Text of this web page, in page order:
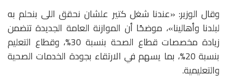
وقال الوزير: «عندنا شغل كتير علشان نحقق اللى بنحلم به
لبلدنا وأهالينا»، موضحًا أن الموازنة العامة الجديدة تتضمن
زيادة مخصصات قطاع الصحة بنسبة 30%، وقطاع التعليم
بنسبة 20%، بما يسهم في الارتقاء بجودة الخدمات الصحية
والتعليمية.